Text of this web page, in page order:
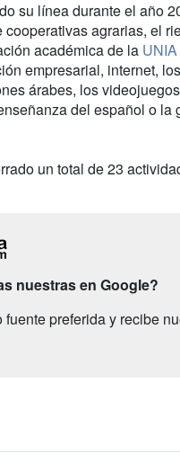
su línea durante el año
agrarias, el
académica de la UNIA
empresarial, internet,
árabes, los
del español o
un total de 23
nuestras en Google?
preferida y recibe